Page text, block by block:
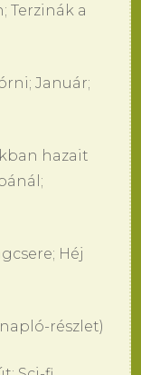
Terzinák a
Január;
hazait
Héj
részlet)